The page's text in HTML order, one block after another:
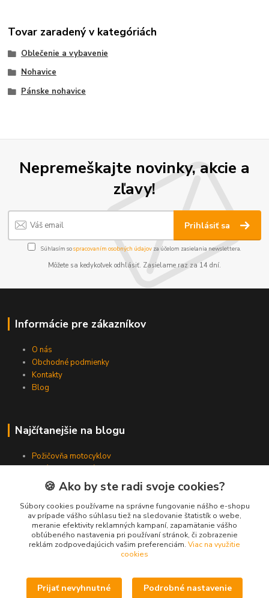
Tovar zaradený v kategóriách
Oblečenie a vybavenie
Nohavice
Pánske nohavice
Nepremeškajte novinky, akcie a
zľavy!
Prihlásiť sa
Súhlasím sospracovaním osobných údajov za účelom zasielania newslettera.
Môžete sa kedykoľvek odhlásiť. Zasielame raz za 14 dní.
Informácie pre zákazníkov
O nás
Obchodné podmienky
Kontakty
Blog
Najčítanejšie na blogu
Požičovňa motocyklov
Miliónta vyrobená štvorkolka CFMOTO
CFMOTO má majstra sveta v MOTO3
Ako fungujú fínske variátorové kity Vauhti Varikko
Kde nás nájdete
Trnava, 917 02
🍪 Ako by ste radi svoje cookies?
Súbory cookies používame na správne fungovanie nášho e-shopu
av prípade vášho súhlasu tiež na sledovanie štatistík o webe,
meranie efektivity reklamných kampaní, zapamätanie vášho
obľúbeného nastavenia pri používaní stránok, či zobrazenie
reklám zodpovedajúcich vašim preferenciám. Viac na využitie
cookies
Prijať nevyhnutné Podrobné nastavenie